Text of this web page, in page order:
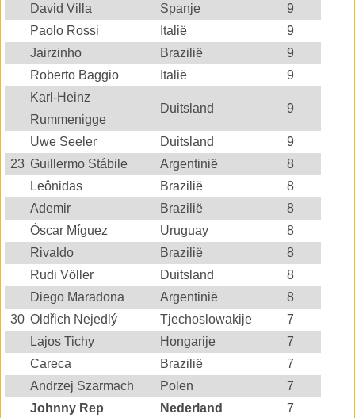
David Villa
Spanje
9
Paolo Rossi
Italië
9
Jairzinho
Brazilië
9
Roberto Baggio
Italië
9
Karl-Heinz
Rummenigge
Duitsland 9
Uwe Seeler Duitsland
9
23 Guillermo Stábile Argentinië
8
Leônidas
Brazilië
8
Ademir
Brazilië
8
Óscar Míguez
Uruguay
8
Rivaldo
Brazilië
8
Rudi Völler
Duitsland
8
Diego Maradona
Argentinië
8
30 Oldřich Nejedlý Tjechoslowakije
7
Lajos Tichy
Hongarije
7
Careca
Brazilië
7
Andrzej Szarmach
Polen
7
Johnny Rep
Nederland
7